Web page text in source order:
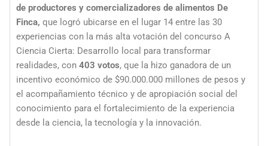
de productores y comercializadores de alimentos De
Finca, que logró ubicarse en el lugar 14 entre las 30
experiencias con la más alta votación del concurso A
Ciencia Cierta: Desarrollo local para transformar
realidades, con 403 votos, que la hizo ganadora de un
incentivo económico de $90.000.000 millones de pesos y
el acompañamiento técnico y de apropiación social del
conocimiento para el fortalecimiento de la experiencia
desde la ciencia, la tecnología y la innovación.